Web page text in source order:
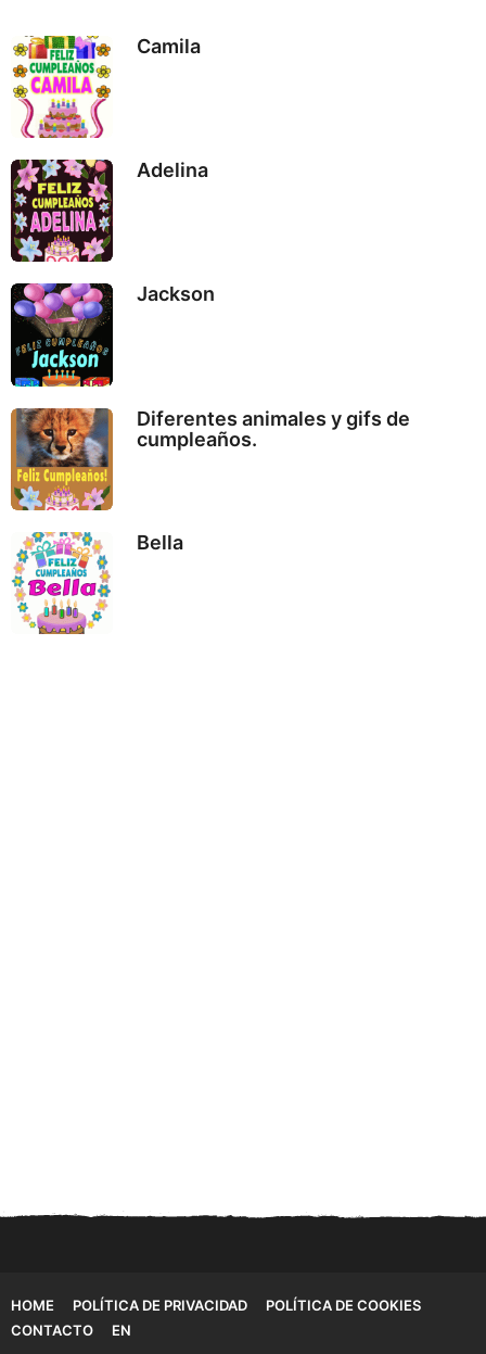
Camila
Adelina
Jackson
Diferentes animales y gifs de
cumpleaños.
Bella
HOME POLÍTICA DE PRIVACIDAD
POLÍTICA DE COOKIES
CONTACTO
EN